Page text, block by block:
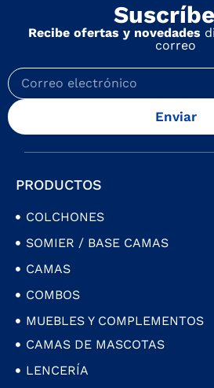
Recibe ofertas y novedades
correo
Enviar
PRODUCTOS
COLCHONES
SOMIER / BASE CAMAS
CAMAS
COMBOS
MUEBLES Y COMPLEMENTOS
CAMAS DE MASCOTAS
LENCERÍA